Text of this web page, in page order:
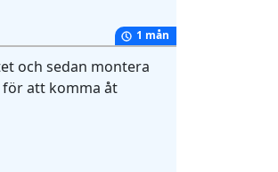
1 mån
och sedan montera
att komma åt